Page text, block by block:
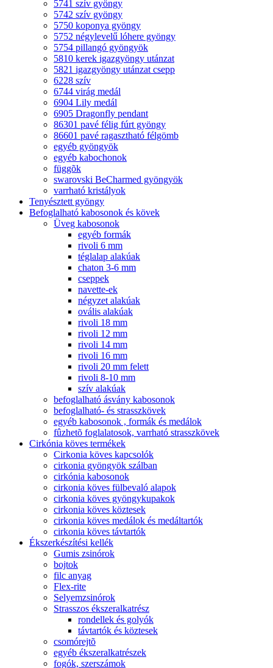
5741 szív gyöngy
5742 szív gyöngy
5750 koponya gyöngy
5752 négylevelű lóhere gyöngy
5754 pillangó gyöngyök
5810 kerek igazgyöngy utánzat
5821 igazgyöngy utánzat csepp
6228 szív
6744 virág medál
6904 Lily medál
6905 Dragonfly pendant
86301 pavé félig fúrt gyöngy
86601 pavé ragasztható félgömb
egyéb gyöngyök
egyéb kabochonok
függõk
swarovski BeCharmed gyöngyök
varrható kristályok
Tenyésztett gyöngy
Befoglalható kabosonok és kövek
Üveg kabosonok
egyéb formák
rivoli 6 mm
téglalap alakúak
chaton 3-6 mm
cseppek
navette-ek
négyzet alakúak
ovális alakúak
rivoli 18 mm
rivoli 12 mm
rivoli 14 mm
rivoli 16 mm
rivoli 20 mm felett
rivoli 8-10 mm
szív alakúak
befoglalható ásvány kabosonok
befoglalható- és strasszkövek
egyéb kabosonok , formák és medálok
fûzhetõ foglalatosok, varrható strasszkövek
Cirkónia köves termékek
Cirkonia köves kapcsolók
cirkonia gyöngyök szálban
cirkónia kabosonok
cirkonia köves fülbevaló alapok
cirkonia köves gyöngykupakok
cirkonia köves köztesek
cirkonia köves medálok és medáltartók
cirkonia köves távtartók
Ékszerkészítési kellék
Gumis zsinórok
bojtok
filc anyag
Flex-rite
Selyemzsinórok
Strasszos ékszeralkatrész
rondellek és golyók
távtartók és köztesek
csomórejtõ
egyéb ékszeralkatrészek
fogók, szerszámok